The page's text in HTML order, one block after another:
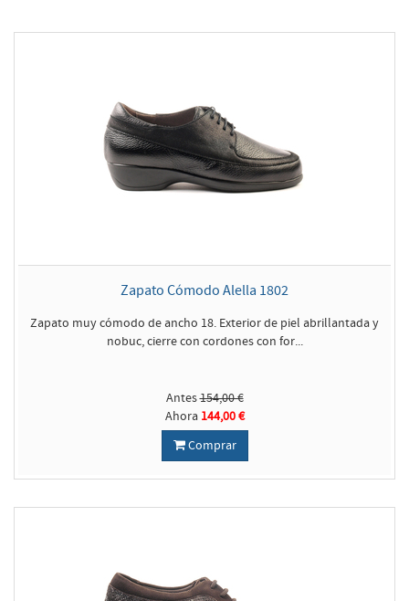
Zapato Cómodo Alella 1802
Zapato muy cómodo de ancho 18. Exterior de piel abrillantada y
nobuc, cierre con cordones con for...
Antes154,00 €
Ahora 144,00 €
Comprar